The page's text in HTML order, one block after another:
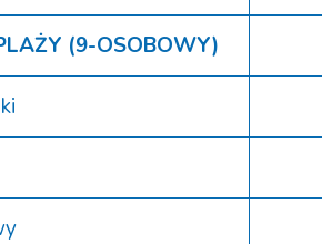
(9-OSOBOWY)